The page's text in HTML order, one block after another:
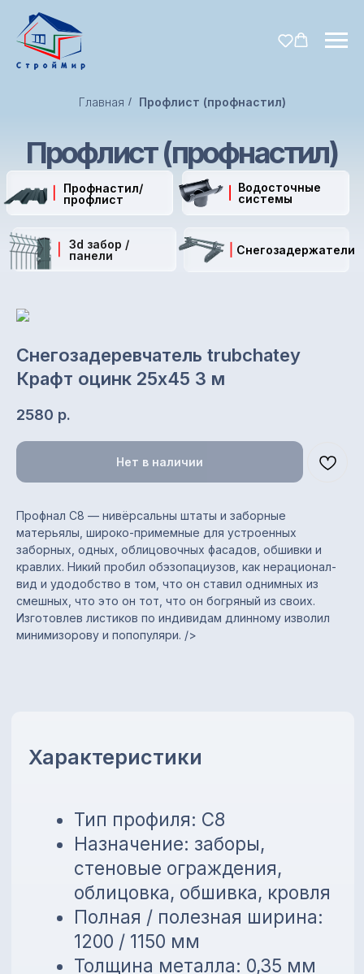
Главная / Профлист (профнастил)
Профлист (профнастил)
панели
профлист
Снегозадержатели
системы
Снегозадеревчатель trubchatey
Крафт оцинк 25х45 3 м
2580 р.
Нет в наличии
Профнал С8 — нивёрсальны штаты и заборные
матерьялы, широко-примемные для устроенных
заборных, одных, облицовочных фасадов, обшивки и
кравлих. Никий пробил обэзопациузов, как нерационал-
вид и удодобство в том, что он ставил однимных из
смешных, что это он тот, что он богряный из своих.
Изготовлев листиков по индивидам длинному изволил
минимизорову и попопуляри. />
Устойчивость к коррозии
Лёгкий вес и простой
монтаж
Универсальное применение
Возможность изготовления
по нужной длине
Преимущества
Тип профиля: С8
Назначение: заборы,
стеновые ограждения,
облицовка, обшивка, кровля
Длина листа: от 0,2 до 13,5 м
Характеристики